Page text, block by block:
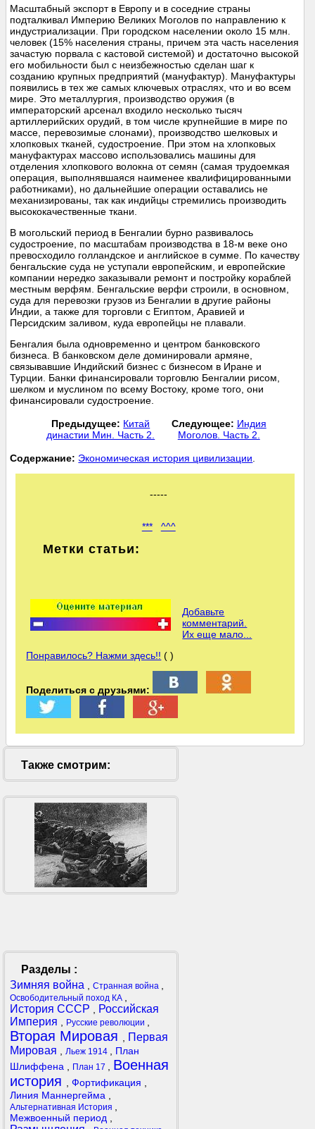
Масштабный экспорт в Европу и в соседние страны
подталкивал Империю Великих Моголов по направлению к
индустриализации. При городском населении около 15 млн.
человек (15% населения страны, причем эта часть населения
зачастую порвала с кастовой системой) и достаточно высокой
его мобильности был с неизбежностью сделан шаг к
созданию крупных предприятий (мануфактур). Мануфактуры
появились в тех же самых ключевых отраслях, что и во всем
мире. Это металлургия, производство оружия (в
императорский арсенал входило несколько тысяч
артиллерийских орудий, в том числе крупнейшие в мире по
массе, перевозимые слонами), производство шелковых и
хлопковых тканей, судостроение. При этом на хлопковых
мануфактурах массово использовались машины для
отделения хлопкового волокна от семян (самая трудоемкая
операция, выполнявшаяся наименее квалифицированными
работниками), но дальнейшие операции оставались не
механизированы, так как индийцы стремились производить
высококачественные ткани.
В могольский период в Бенгалии бурно развивалось
судостроение, по масштабам производства в 18-м веке оно
превосходило голландское и английское в сумме. По качеству
бенгальские суда не уступали европейским, и европейские
компании нередко заказывали ремонт и постройку кораблей
местным верфям. Бенгальские верфи строили, в основном,
суда для перевозки грузов из Бенгалии в другие районы
Индии, а также для торговли с Египтом, Аравией и
Персидским заливом, куда европейцы не плавали.
Бенгалия была одновременно и центром банковского
бизнеса. В банковском деле доминировали армяне,
связывавшие Индийский бизнес с бизнесом в Иране и
Турции. Банки финансировали торговлю Бенгалии рисом,
шелком и муслином по всему Востоку, кроме того, они
финансировали судостроение.
Предыдущее: Китай
династии Мин. Часть 2.
Следующее: Индия
Моголов. Часть 2.
Cодержание: Экономическая история цивилизации
-----
*** ^^^
Метки статьи:
Добавьте
комментарий.
Их еще мало...
Понравилось? Нажми здесь!! ( )
Поделиться с друзьями:
Также смотрим:
Разделы :
Зимняя война
Странная война
Освободительный поход КА
История СССР
Российская
Империя
Русские революции
Вторая Мировая
Первая
Мировая
Льеж 1914
План
Шлиффена
План 17
Военная
история
Фортификация
Линия Маннергейма
Альтернативная История
Межвоенный период